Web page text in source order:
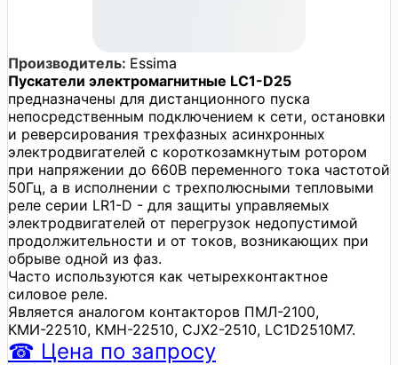
Производитель: Essima
Пускатели электромагнитные LC1-D25
предназначены для дистанционного пуска
непосредственным подключением к сети, остановки
и реверсирования трехфазных асинхронных
электродвигателей с короткозамкнутым ротором
при напряжении до 660В переменного тока частотой
50Гц, а в исполнении с трехполюсными тепловыми
реле серии LR1-D - для защиты управляемых
электродвигателей от перегрузок недопустимой
продолжительности и от токов, возникающих при
обрыве одной из фаз.
Часто используются как четырехконтактное
силовое реле.
Является аналогом контакторов ПМЛ-2100,
КМИ-22510, КМН-22510, CJX2-2510, LC1D2510M7.
☎ Цена по запросу